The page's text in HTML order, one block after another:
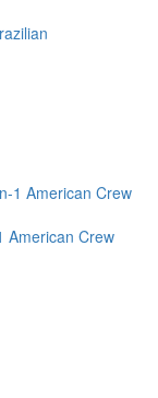
American Crew